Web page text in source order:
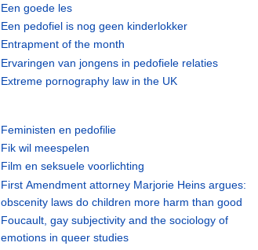
Een goede les
Een pedofiel is nog geen kinderlokker
Entrapment of the month
Ervaringen van jongens in pedofiele relaties
Extreme pornography law in the UK
Feministen en pedofilie
Fik wil meespelen
Film en seksuele voorlichting
First Amendment attorney Marjorie Heins argues:
obscenity laws do children more harm than good
Foucault, gay subjectivity and the sociology of
emotions in queer studies